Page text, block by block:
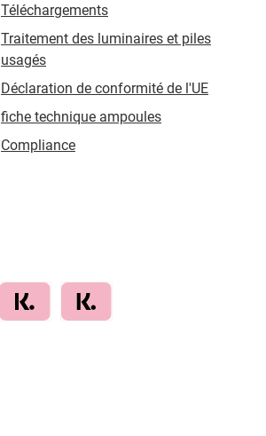
Téléchargements
Traitement des luminaires et piles
usagés
Déclaration de conformité de l'UE
fiche technique ampoules
Compliance